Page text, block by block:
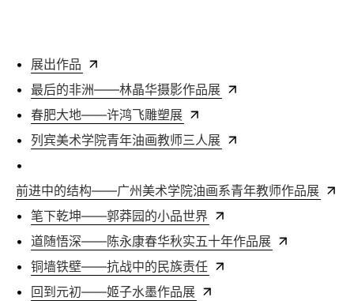
• 展出作品
• 最后的非洲——林晶华摄影作品展
• 春肥大地——许鸿飞雕塑展
• 列宾美术学院青年油画教师三人展
•
前进中的结构——广州美术学院油画系青年教师作品展
• 笔下乾坤——郭莽园的小品世界
• 道随悟深——陈永康春华秋实五十年作品展
• 铜墙铁壁——抗战中的民族责任
• 回到元初——姬子水墨作品展